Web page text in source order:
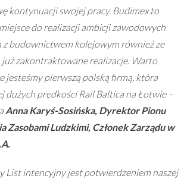
kontynuacji swojej pracy. Budimex to
do ‎realizacji ambicji zawodowych
z ‎budownictwem kolejowym również ze
już zakontraktowane realizacje. Warto
jesteśmy pierwszą polską ‎firmą, która
dużych prędkości Rail ‎Baltica na Łotwie –
Anna Karyś-Sosińska, Dyrektor Pionu
Zasobami Ludzkimi, Członek Zarządu w
List intencyjny jest potwierdzeniem naszej